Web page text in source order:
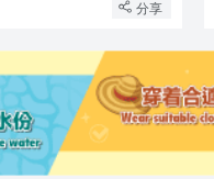
分享